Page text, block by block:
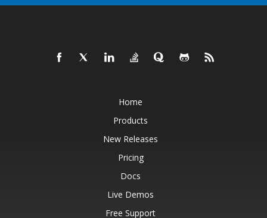
Home
Products
New Releases
Pricing
Docs
Live Demos
Free Support